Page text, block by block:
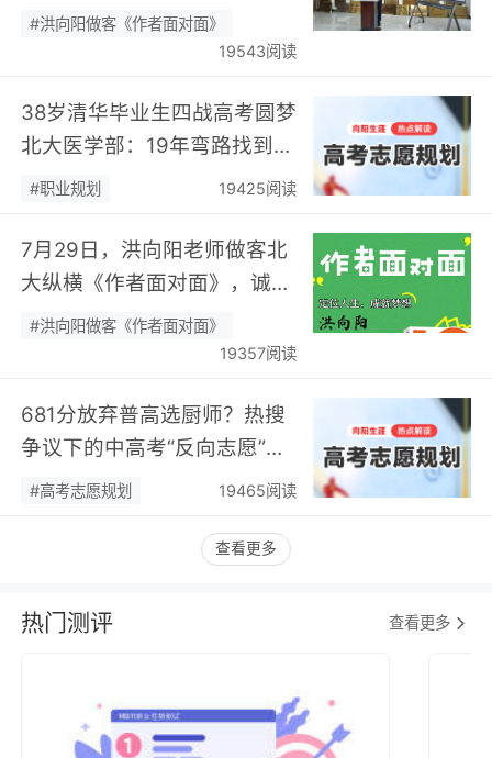
面》开展职业规划专题分享…
#洪向阳做客《作者面对面》
19543阅读
38岁清华毕业生四战高考圆梦
北大医学部：19年弯路找到终
身热爱，可幸又可惜！…
#职业规划 19425阅读
7月29日，洪向阳老师做客北
大纵横《作者面对面》，诚邀
您现场相聚！…
#洪向阳做客《作者面对面》
19357阅读
681分放弃普高选厨师？热搜
争议下的中高考“反向志愿”
潮，藏着职业规划新逻辑…
#高考志愿规划 19465阅读
查看更多
热门测评 查看更多